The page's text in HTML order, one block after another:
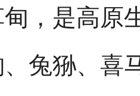
，是高原
兔狲、喜